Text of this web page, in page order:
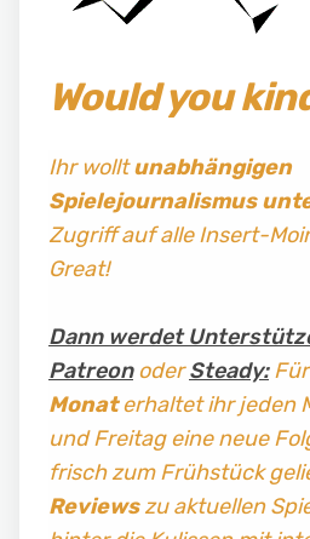
Would you
Ihr wolltunabhängigen
Spielejournalismus
Zugriff auf alle Insert-
Great!
Dann werdet
PatreonoderSteady:Für
Monaterhaltet ihr jeden
und Freitag eine neue
frisch zum Frühstück
Reviewszu aktuellen